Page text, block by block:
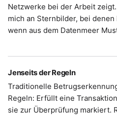
Netzwerke bei der Arbeit
mich an Sternbilder, bei
wenn aus dem Datenmeer
Jenseits der Regeln
Traditionelle
Regeln: Erfüllt eine
sie zur Überprüfung markiert.